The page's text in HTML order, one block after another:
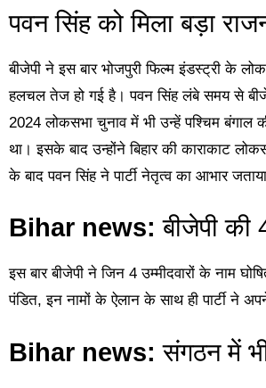
पवन सिंह को मिला बड़ा
बीजेपी ने इस बार भोजपुरी फिल्म इंडस्ट्री के
हलचल तेज हो गई है। पवन सिंह लंबे समय से
2024 लोकसभा चुनाव में भी उन्हें पश्चिम बंगाल
था। इसके बाद उन्होंने बिहार की काराकाट
के बाद पवन सिंह ने पार्टी नेतृत्व का आभार
Bihar news: बीजेपी की
इस बार बीजेपी ने जिन 4 उम्मीदवारों के नाम
पंडित, इन नामों के ऐलान के साथ ही पार्टी ने
Bihar news: संगठन में